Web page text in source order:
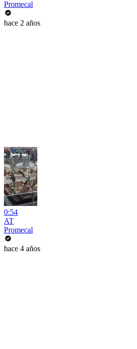
Promecal
hace 2 años
0:54
AT
Promecal
hace 4 años